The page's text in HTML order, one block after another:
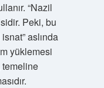
“Nazil
Peki, bu
aslında
yüklemesi